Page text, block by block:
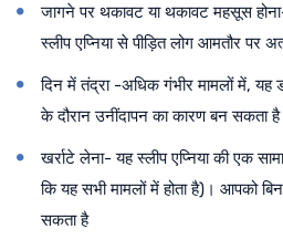
जागने पर थकावट या थकावट महसूस
स्लीप एप्निया से पीड़ित लोग आमतौर
दिन में तंद्रा -अधिक गंभीर मामलों में, यह
के दौरान उनींदापन का कारण बन सकता है
खर्राटे लेना- यह स्लीप एप्निया की एक
कि यह सभी मामलों में होता है)। आपको बिना
सकता है